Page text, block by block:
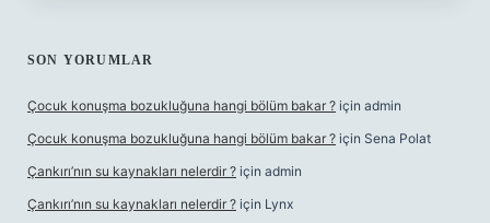
SON YORUMLAR
Çocuk konuşma bozukluğuna hangi bölüm bakar ? için admin
Çocuk konuşma bozukluğuna hangi bölüm bakar ? için Sena Polat
Çankırı’nın su kaynakları nelerdir ? için admin
Çankırı’nın su kaynakları nelerdir ? için Lynx